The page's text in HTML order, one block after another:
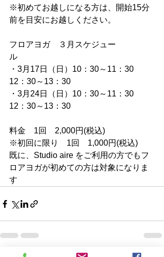
※初めてお越しになる方は、開始15分
前を目安にお越しください。
フロアヨガ　３月スケジュー
ル
・3月17日（日）10：30～11：30
12：30～13：30
・3月24日（日）10：30～11：30
12：30～13：30
料金　1回　2,000円(税込)
※初回に限り　1回　1,000円(税込)
既に、Studio aire をご利用の方でもフ
ロアヨガが初めての方は対象になりま
す